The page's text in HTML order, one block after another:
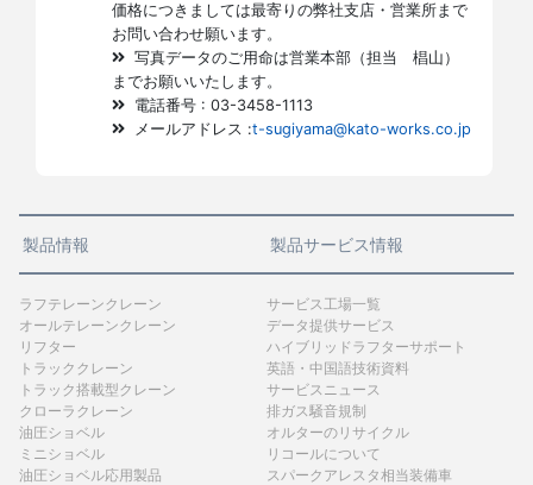
価格につきましては最寄りの弊社支店・営業所まで
お問い合わせ願います。
写真データのご用命は営業本部（担当 椙山）
までお願いいたします。
電話番号 : 03-3458-1113
メールアドレス :t-sugiyama@kato-works.co.jp
製品情報
ラフテレーンクレーン
オールテレーンクレーン
リフター
トラッククレーン
トラック搭載型クレーン
クローラクレーン
油圧ショベル
ミニショベル
油圧ショベル応用製品
製品サービス情報
サービス工場一覧
データ提供サービス
ハイブリッドラフターサポート
英語・中国語技術資料
サービスニュース
排ガス騒音規制
オルターのリサイクル
リコールについて
スパークアレスタ相当装備車